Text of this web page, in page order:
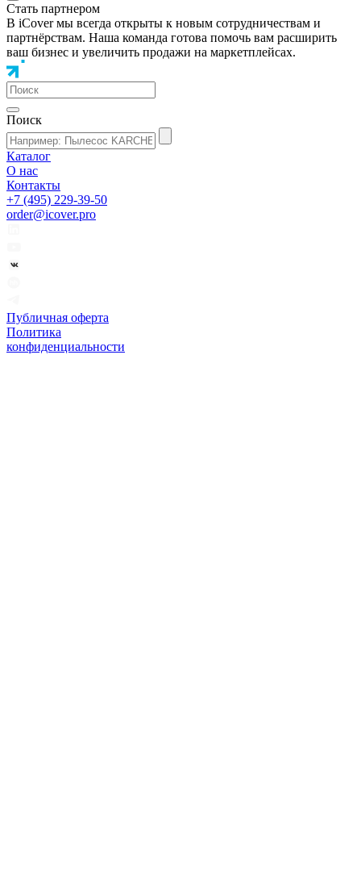
Стать партнером
В iCover мы всегда открыты к новым сотрудничествам и
партнёрствам. Наша команда готова помочь вам расширить
ваш бизнес и увеличить продажи на маркетплейсах.
Поиск
Каталог
О нас
Контакты
+7 (495) 229-39-50
order@icover.pro
Публичная оферта
Политика
конфиденциальности